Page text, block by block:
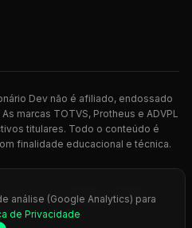
Dev não é afiliado, endossado
marcas TOTVS, Protheus e ADVPL
titulares. Todo o conteúdo é
finalidade educacional e técnica.
💚 para desenvolvedores
análise (Google Analytics) para
de Privacidade